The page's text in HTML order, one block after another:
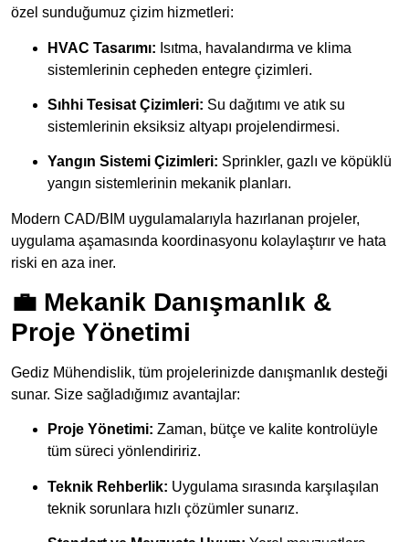
özel sunduğumuz çizim hizmetleri:
HVAC Tasarımı: Isıtma, havalandırma ve klima
sistemlerinin cepheden entegre çizimleri.
Sıhhi Tesisat Çizimleri: Su dağıtımı ve atık su
sistemlerinin eksiksiz altyapı projelendirmesi.
Yangın Sistemi Çizimleri: Sprinkler, gazlı ve köpüklü
yangın sistemlerinin mekanik planları.
Modern CAD/BIM uygulamalarıyla hazırlanan projeler,
uygulama aşamasında koordinasyonu kolaylaştırır ve hata
riski en aza iner.
💼 Mekanik Danışmanlık &
Proje Yönetimi
Gediz Mühendislik, tüm projelerinizde danışmanlık desteği
sunar. Size sağladığımız avantajlar:
Proje Yönetimi: Zaman, bütçe ve kalite kontrolüyle
tüm süreci yönlendiririz.
Teknik Rehberlik: Uygulama sırasında karşılaşılan
teknik sorunlara hızlı çözümler sunarız.